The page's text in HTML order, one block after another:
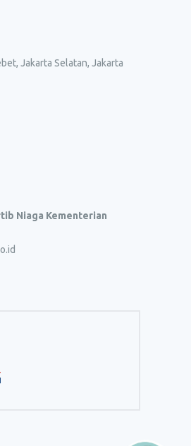
Jakarta Selatan, Jakarta
Niaga Kementerian